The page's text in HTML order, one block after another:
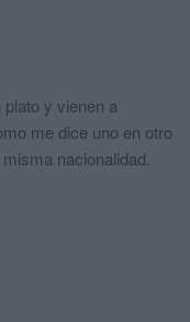
y vienen a
me dice uno en otro
nacionalidad.